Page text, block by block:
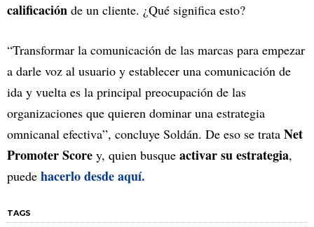
calificación de un cliente. ¿Qué significa esto?
“Transformar la comunicación de las marcas para empezar
a darle voz al usuario y establecer una comunicación de
ida y vuelta es la principal preocupación de las
organizaciones que quieren dominar una estrategia
omnicanal efectiva”, concluye Soldán. De eso se trata Net
Promoter Score y, quien busque activar su estrategia,
puede hacerlo desde aquí.
TAGS